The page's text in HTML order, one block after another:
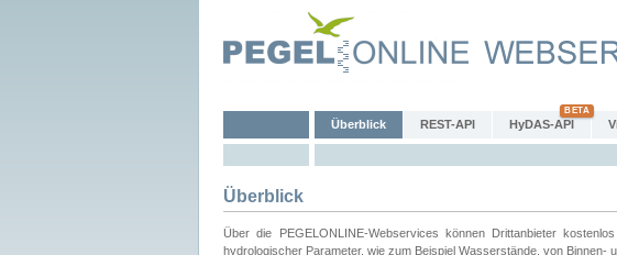
Überblick REST-API HyDAS-API
Überblick
Über die PEGELONLINE-Webservices können Drittanbieter
hydrologischer Parameter, wie zum Beispiel Wasserstände, von Binnen-